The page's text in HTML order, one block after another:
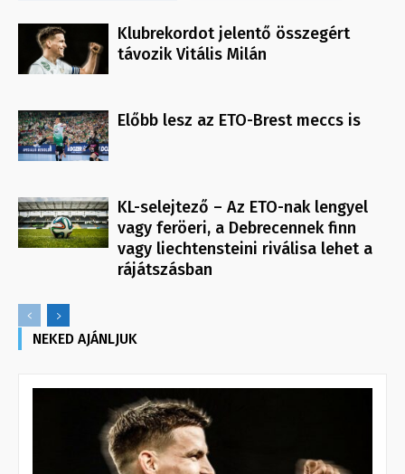
Klubrekordot jelentő összegért
távozik Vitális Milán
Előbb lesz az ETO-Brest meccs is
KL-selejtező – Az ETO-nak lengyel
vagy feröeri, a Debrecennek finn
vagy liechtensteini riválisa lehet a
rájátszásban
NEKED AJÁNLJUK